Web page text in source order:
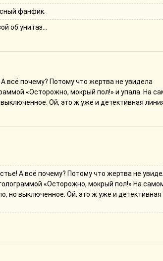
фанфик.
об унитаз...
всё почему? Потому что жертва не увидела
«Осторожно, мокрый пол!» и упала. На
Ой, это ж уже и детективная
А всё почему? Потому что жертва не
«Осторожно, мокрый пол!» На
но выключенное. Ой, это ж уже и детективная